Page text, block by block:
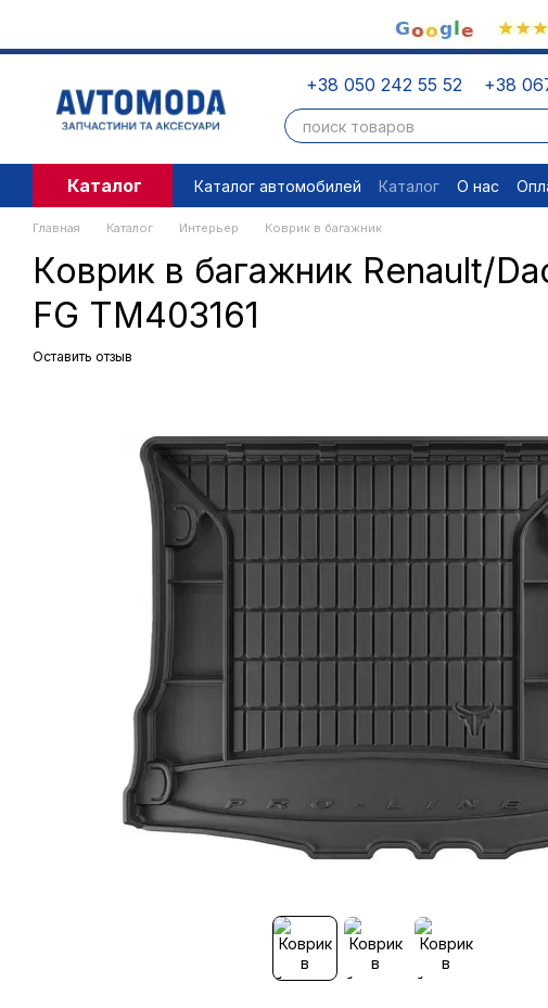
+38 050 242 55 52 +38
Каталог Каталог автомобилей Каталог О нас
Пользовательское соглашение
Главная Каталог Интерьер Коврик в багажник
Коврик в багажник Renault/
FG TM403161
Оставить отзыв